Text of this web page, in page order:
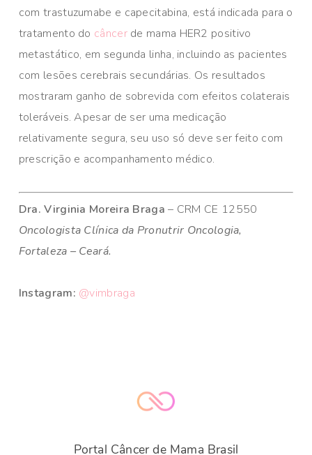
com trastuzumabe e capecitabina, está indicada para o
tratamento do câncerde mama HER2 positivo
metastático, em segunda linha, incluindo as pacientes
com lesões cerebrais secundárias. Os resultados
mostraram ganho de sobrevida com efeitos colaterais
toleráveis. Apesar de ser uma medicação
relativamente segura, seu uso só deve ser feito com
prescrição e acompanhamento médico.
Dra. Virginia Moreira Braga – CRM CE 12550
Oncologista Clínica da Pronutrir Oncologia,
Fortaleza – Ceará.
Instagram: @vimbraga
Portal Câncer de Mama Brasil